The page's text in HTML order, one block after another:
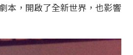
本，開啟了全新世界，也影響